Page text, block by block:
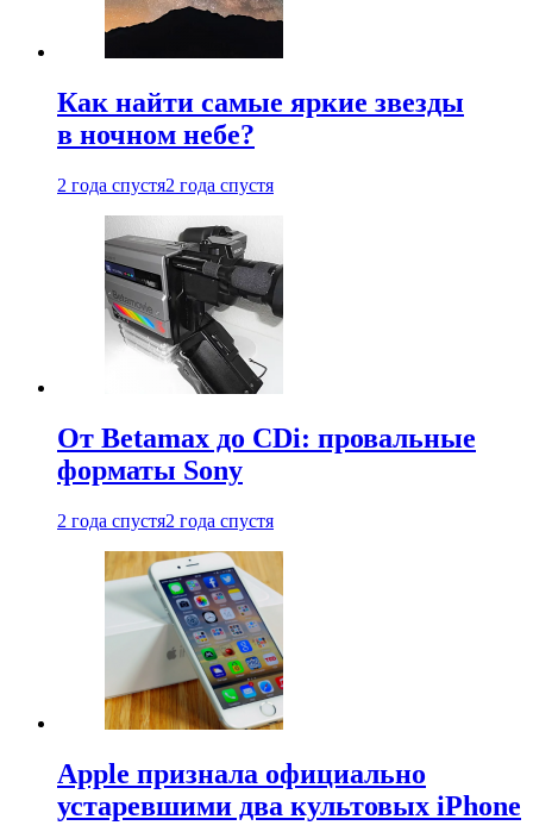
Как найти самые яркие звезды
в ночном небе?
2 года спустя2 года спустя
От Betamax до CDi: провальные
форматы Sony
2 года спустя2 года спустя
Apple признала официально
устаревшими два культовых iPhone